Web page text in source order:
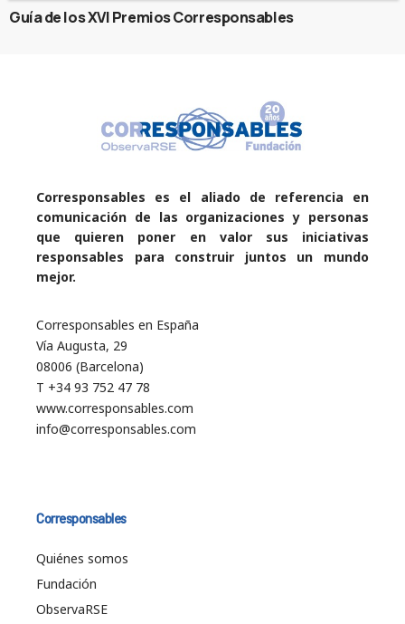
Guía de los XVI Premios Corresponsables
Corresponsables es el aliado de referencia en
comunicación de las organizaciones y personas
que quieren poner en valor sus iniciativas
responsables para construir juntos un mundo
mejor.
Corresponsables en España
Vía Augusta, 29
08006 (Barcelona)
T +34 93 752 47 78
www.corresponsables.com
info@corresponsables.com
Corresponsables
Quiénes somos
Fundación
ObservaRSE